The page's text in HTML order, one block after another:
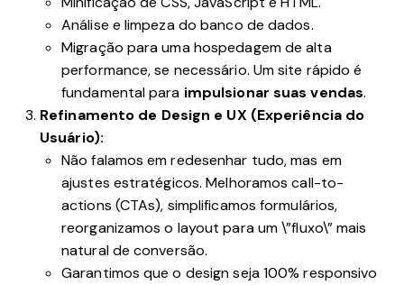
Análise e limpeza do banco de dados.
Migração para uma hospedagem de alta
performance, se necessário. Um site rápido é
fundamental para impulsionar suas vendas.
Refinamento de Design e UX (Experiência do
Usuário):
Não falamos em redesenhar tudo, mas em
ajustes estratégicos. Melhoramos call-to-
actions (CTAs), simplificamos formulários,
reorganizamos o layout para um \”fluxo\” mais
natural de conversão.
Garantimos que o design seja 100% responsivo